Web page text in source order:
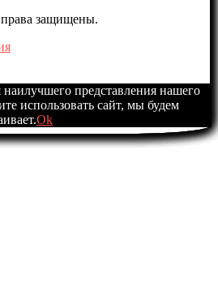
защищены.
представления нашего
использовать сайт, мы будем
Ok